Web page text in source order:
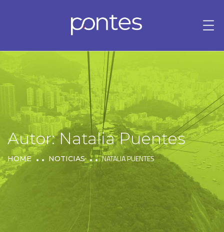
Autor:Natalia Puentes
HOME NOTICIAS NATALIA PUENTES